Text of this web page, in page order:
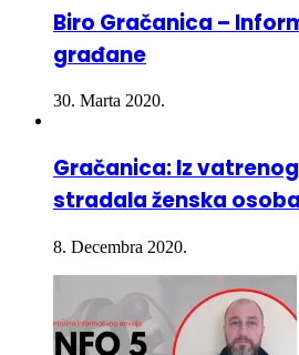
građane
30. Marta 2020.
stradala ženska osoba
8. Decembra 2020.